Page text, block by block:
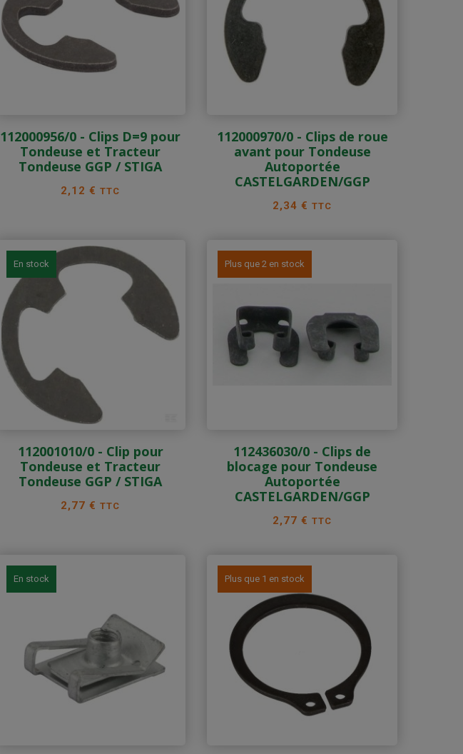
112000956/0 - Clips D=9 pour
Tondeuse et Tracteur
Tondeuse GGP / STIGA
Prix
2,12 €TTC
112000970/0 - Clips de roue
avant pour Tondeuse
Autoportée
CASTELGARDEN/GGP
Prix
2,34 €TTC
En stock
112001010/0 - Clip pour
Tondeuse et Tracteur
Tondeuse GGP / STIGA
Prix
2,77 €TTC
Plus que 2 en stock
112436030/0 - Clips de
blocage pour Tondeuse
Autoportée
CASTELGARDEN/GGP
Prix
2,77 €TTC
En stock Plus que 1 en stock